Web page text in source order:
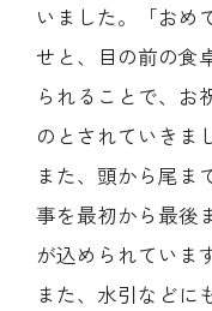
いました。「おめ
せと、目の前の食
られることで、お
のとされていきま
また、頭から尾ま
事を最初から最後
が込められていま
また、水引などに